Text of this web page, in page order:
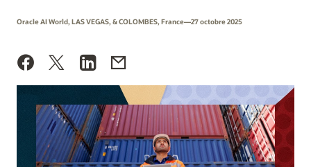
Oracle AI World, LAS VEGAS, & COLOMBES, France—27 octobre 2025